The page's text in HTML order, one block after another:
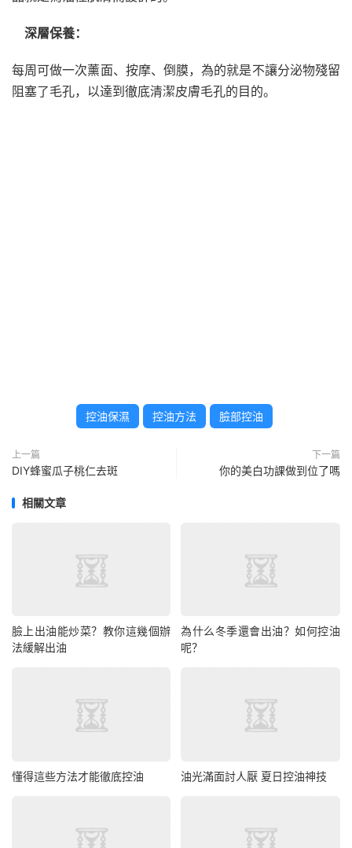
深層保養：
每周可做一次薰面、按摩、倒膜，為的就是不讓分泌物殘留
阻塞了毛孔，以達到徹底清潔皮膚毛孔的目的。
控油保濕 控油方法 臉部控油
上一篇
DIY蜂蜜瓜子桃仁去斑
下一篇
你的美白功課做到位了嗎
相關文章
臉上出油能炒菜？教你這幾個辦
法緩解出油
為什么冬季還會出油？如何控油
呢？
懂得這些方法才能徹底控油 油光滿面討人厭 夏日控油神技